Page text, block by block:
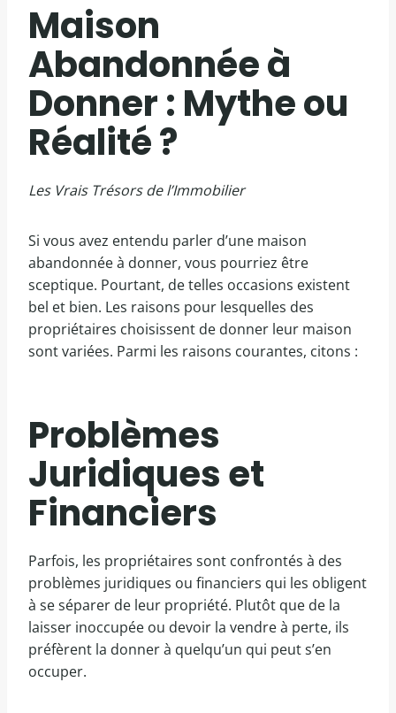
Maison
Abandonnée à
Donner : Mythe ou
Réalité ?
Les Vrais Trésors de l’Immobilier
Si vous avez entendu parler d’une maison
abandonnée à donner, vous pourriez être
sceptique. Pourtant, de telles occasions existent
bel et bien. Les raisons pour lesquelles des
propriétaires choisissent de donner leur maison
sont variées. Parmi les raisons courantes, citons :
Problèmes
Juridiques et
Financiers
Parfois, les propriétaires sont confrontés à des
problèmes juridiques ou financiers qui les obligent
à se séparer de leur propriété. Plutôt que de la
laisser inoccupée ou devoir la vendre à perte, ils
préfèrent la donner à quelqu’un qui peut s’en
occuper.